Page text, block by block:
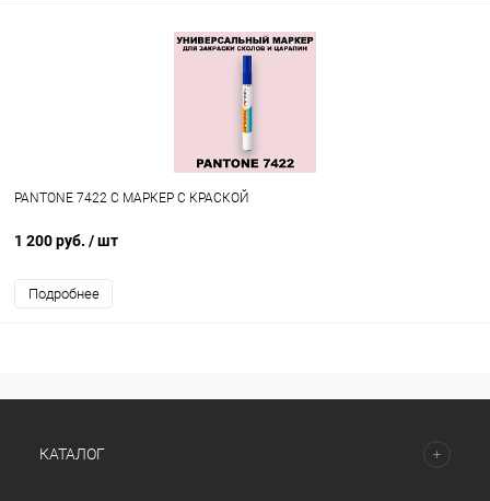
PANTONE 7422 C МАРКЕР С КРАСКОЙ
1 200 руб. / шт
Подробнее
КАТАЛОГ